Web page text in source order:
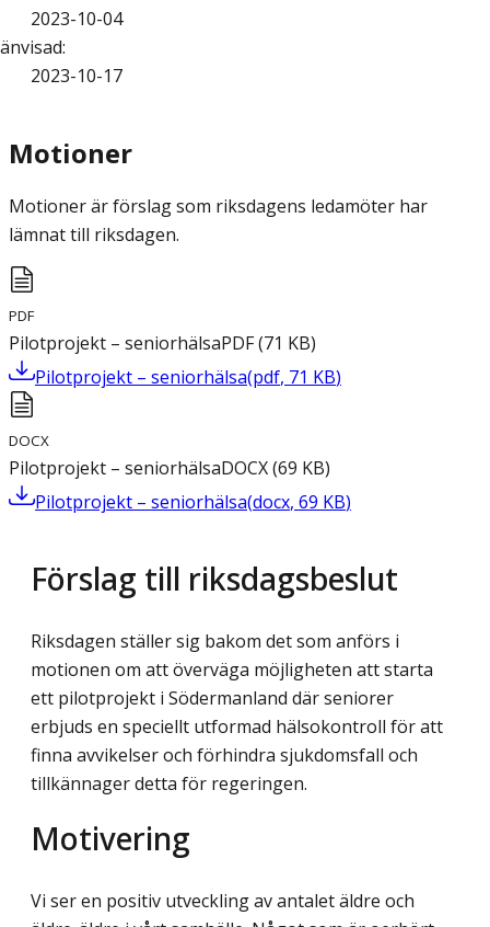
2023-10-04
:
2023-10-17
Motioner
Motioner är förslag som riksdagens ledamöter har
lämnat till riksdagen.
PDF
Pilotprojekt – seniorhälsaPDF(71 KB)
Pilotprojekt – seniorhälsa(pdf, 71 KB)
DOCX
Pilotprojekt – seniorhälsaDOCX(69 KB)
Pilotprojekt – seniorhälsa(docx, 69 KB)
Förslag till riksdagsbeslut
Riksdagen ställer sig bakom det som anförs i
motionen om att överväga möjligheten att starta
ett pilotprojekt i Södermanland där seniorer
erbjuds en speciellt utformad hälso­kontroll för att
finna avvikelser och förhindra sjukdomsfall och
tillkännager detta för regeringen.
Motivering
Vi ser en positiv utveckling av antalet äldre och